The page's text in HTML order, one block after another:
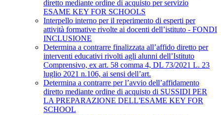
diretto mediante ordine di acquisto per servizio
ESAME KEY FOR SCHOOLS
Interpello interno per il reperimento di esperti per
attività formative rivolte ai docenti dell’istituto - FONDI
INCLUSIONE
Determina a contrarre finalizzata all’affido diretto per
interventi educativi rivolti agli alunni dell’Istituto
Comprensivo, ex art. 58 comma 4, DL 73/2021 L. 23
luglio 2021 n.106, ai sensi dell’art.
Determina a contrarre per l’avvio dell’affidamento
diretto mediante ordine di acquisto di SUSSIDI PER
LA PREPARAZIONE DELL'ESAME KEY FOR
SCHOOL